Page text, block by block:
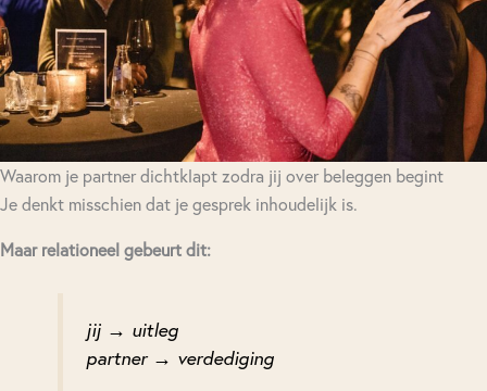
Waarom je partner dichtklapt zodra jij over beleggen begint
Je denkt misschien dat je gesprek inhoudelijk is.
Maar relationeel gebeurt dit:
jij → uitleg
partner → verdediging